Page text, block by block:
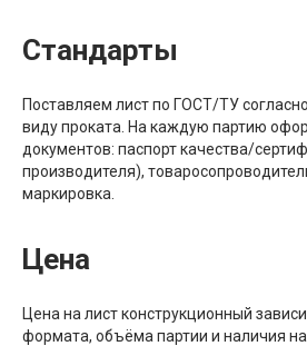
Стандарты
Поставляем лист по ГОСТ/ТУ
виду проката. На каждую партию
документов: паспорт качества/
производителя),
маркировка.
Цена
Цена на лист конструкционный
формата, объёма партии и наличия